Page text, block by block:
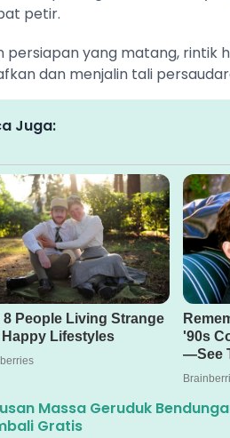
petir.
persiapan yang matang, rintik
dan menjalin tali
Juga:
Massa Geruduk
Gratis